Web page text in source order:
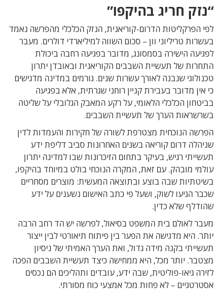
“נזק חריג בהיקפו”
לפי הפרקליטות הדרום-קוריאנית, הנזק הכלכלי מהפרשה נאמד
בעשרות טריליוני וון – סכום השווה למיליארדי דולרים. מעבר
לפגיעה הישירה בסמסונג, מדובר בפגיעה רחבה ביכולת
התחרות של תעשיית השבבים הקוריאנית ובאובדן יתרון
טכנולוגי שנבנה לאורך עשרות שנים. גורמים במדינה מדגישים
כי אין מדובר בעבירת קניין רוחני שגרתית, אלא בפגיעה
בביטחון הכלכלי הלאומי, על רקע המאבק הגלובלי על שליטה
בשרשראות הערך של תעשיית השבבים.
הפרשה הנוכחית מצטרפת לשורה של חקירות והעמדות לדין
שניהלה דרום קוריאה בשנים האחרונות סביב דליפת ידע
תעשייתי רגיש, בעיקר בתחום הזיכרונות שבו למדינה יתרון
עולמי מובהק. עם זאת, המקרה הנוכחי בולט במיוחד בהיקפו,
בשיטתיות שבה בוצע ובתוצאה המעשית: מוצרים מסחריים
שכבר הגיעו לשוק, ושעל פי כתב האישום נשענים על ידע
שהודלף שלא כדין.
מעבר לאולם בית המשפט בסיאול, לפרשה יש הד רחב הרבה
יותר. היא מדגישה את הפער בין פיתוח תיאורטי לבין ייצור
תעשייתי בקנה מידה גדול, ואת הערך האמיתי של ניסיון
מצטבר. יותר מכל, היא ממחישה כיצד תעשיית השבבים הפכה
לזירה גיאו-פוליטית, שבה ידע, עובדים ותהליכים הם נכסים
אסטרטגיים – לא פחות מכל אמצעי כוח מסורתי.